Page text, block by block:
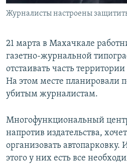
Все сайты РСЕ/РС
Журналисты настроены
21 марта в Махачкале
газетно-журнальной
отстаивать часть
На этом месте планировали
убитым журналистам.
Многофункциональный
напротив издательства,
организовать автопарковку.
этого у них есть все